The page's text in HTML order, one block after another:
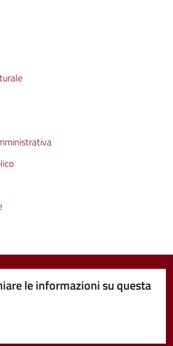
le informazioni su questa
5 stelle su 5
stelle su 5
su 5
5